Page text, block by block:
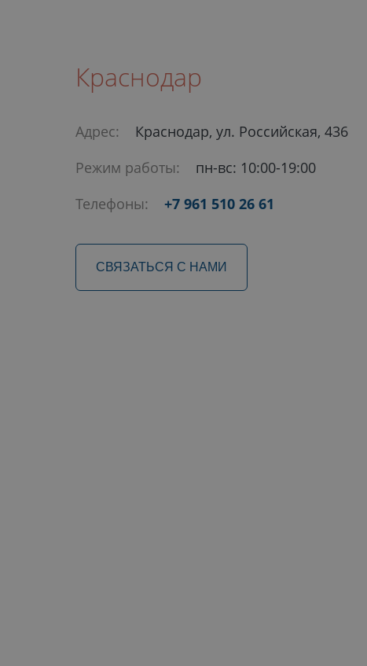
Краснодар
Адрес:
Краснодар, ул. Российская, 436
Режим работы:
пн-вс: 10:00-19:00
Телефоны:
+7 961 510 26 61
СВЯЗАТЬСЯ С НАМИ